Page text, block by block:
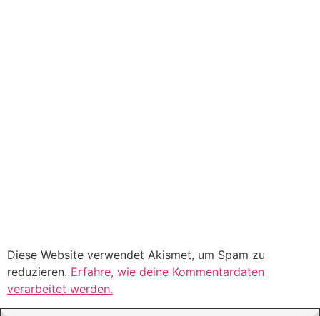
Diese Website verwendet Akismet, um Spam zu
reduzieren. Erfahre, wie deine Kommentardaten
verarbeitet werden.